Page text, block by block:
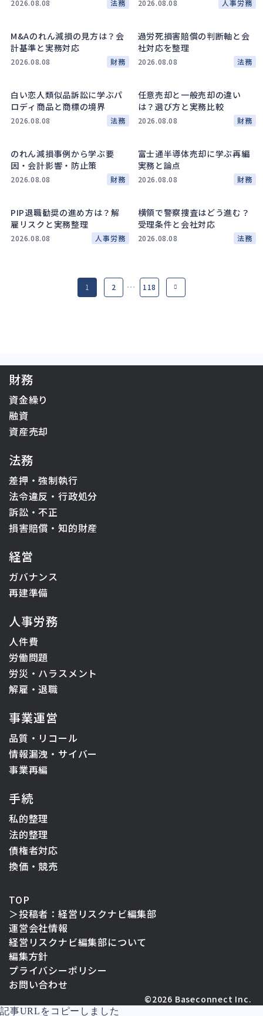
2026.08.08 法務 2026.08.08 人事労務
M&Aのれん減損の見方は？会
計基準と実務対応
2026.08.08 財務
過労死損害賠償の判断軸と会
社対応を整理
2026.08.08 法務
白い恋人類似品訴訟に学ぶパ
ロディ商品と商標の境界
2026.08.08 法務
任意売却と一般売却の違い
は？選び方と実務比較
2026.08.08 財務
のれん減損事例から学ぶ要
因・会計影響・防止策
2026.08.08 財務
富士通半導体売却に学ぶ再編
実務と論点
2026.08.08 財務
PIP退職勧奨の進め方は？解
雇リスクと実務整理
2026.08.08 人事労務
横領で警察捜査はどう進む？
受理条件と会社対応
2026.08.08 法務
1 2 … 118
財務
資金繰り
融資
資産売却
法務
差押・強制執行
法令違反・行政処分
訴訟・不正
損害賠償・知的財産
経営
ガバナンス
再建準備
人事労務
人件費
労働問題
労災・ハラスメント
解雇・退職
事業運営
品質・リコール
情報漏洩・サイバー
事業再編
手続
私的整理
法的整理
債権者対応
換価・競売
TOP
＞投稿者：経営リスクナビ編集部
運営会社情報
経営リスクナビ編集部について
編集方針
プライバシーポリシー
お問い合わせ
記事URLをコピーしました